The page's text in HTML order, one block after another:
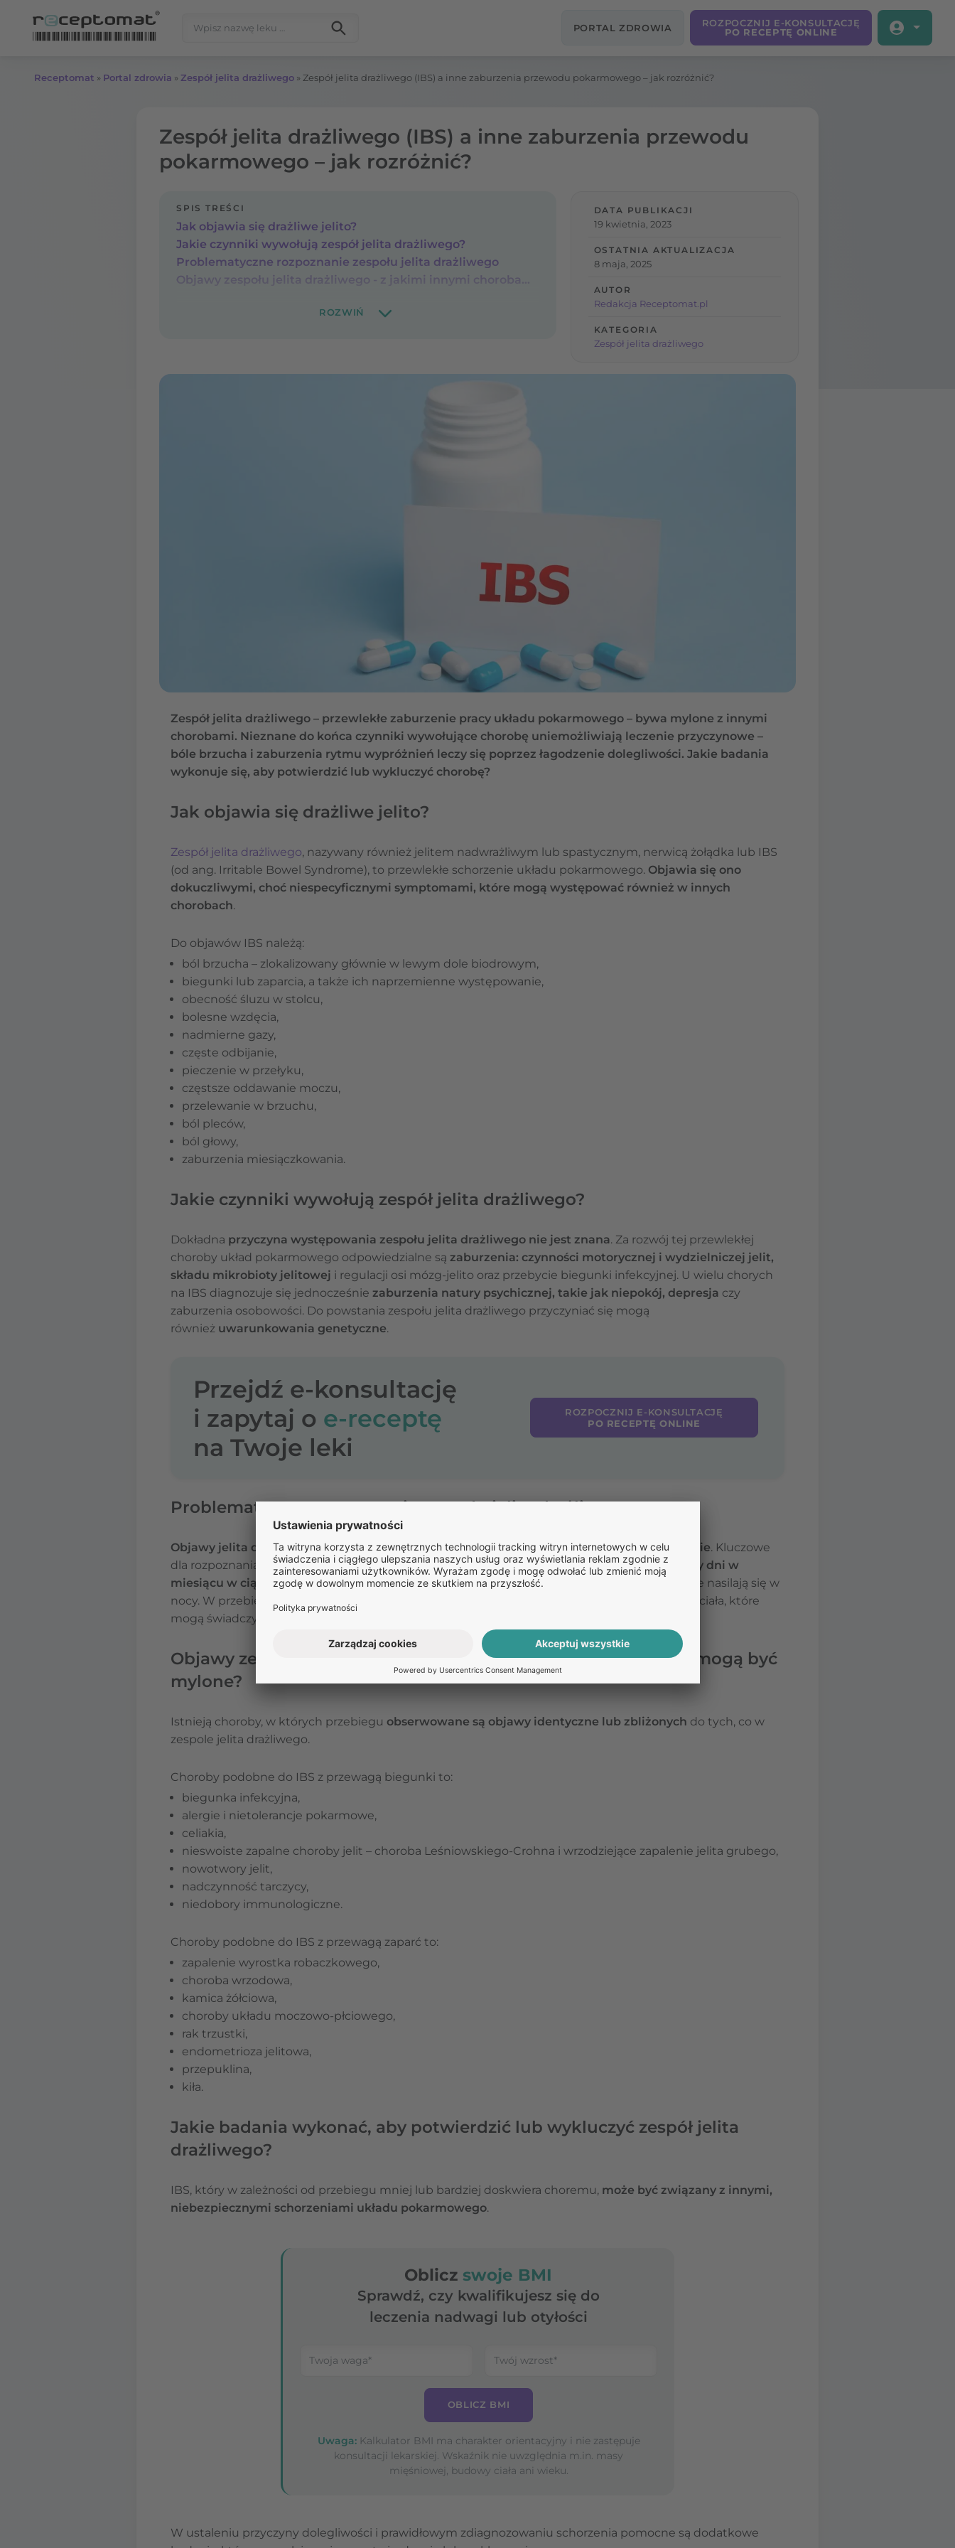
PORTAL ZDROWIA
ROZPOCZNIJ E-KONSULTACJĘ
PO RECEPTĘ ONLINE
Receptomat » Portal zdrowia » Zespół jelita drażliwego » Zespół jelita drażliwego (IBS) a inne zaburzenia przewodu pokarmowego – jak rozróżnić?
Zespół jelita drażliwego (IBS) a inne zaburzenia przewodu
pokarmowego – jak rozróżnić?
SPIS TREŚCI
Jak objawia się drażliwe jelito?
Jakie czynniki wywołują zespół jelita drażliwego?
Problematyczne rozpoznanie zespołu jelita drażliwego
DATA PUBLIKACJI
19 kwietnia, 2023
OSTATNIA AKTUALIZACJA
8 maja, 2025
AUTOR
Redakcja Receptomat.pl
KATEGORIA
Zespół jelita drażliwego
Zespół jelita drażliwego – przewlekłe zaburzenie pracy układu pokarmowego – bywa mylone z innymi
chorobami. Nieznane do końca czynniki wywołujące chorobę uniemożliwiają leczenie przyczynowe –
bóle brzucha i zaburzenia rytmu wypróżnień leczy się poprzez łagodzenie dolegliwości. Jakie badania
wykonuje się, aby potwierdzić lub wykluczyć chorobę?
Jak objawia się drażliwe jelito?
Zespół jelita drażliwego, nazywany również jelitem nadwrażliwym lub spastycznym, nerwicą żołądka lub IBS
(od ang. Irritable Bowel Syndrome), to przewlekłe schorzenie układu pokarmowego. Objawia się ono
dokuczliwymi, choć niespecyficznymi symptomami, które mogą występować również w innych
chorobach.
Do objawów IBS należą:
ból brzucha – zlokalizowany głównie w lewym dole biodrowym,
biegunki lub zaparcia, a także ich naprzemienne występowanie,
obecność śluzu w stolcu,
bolesne wzdęcia,
nadmierne gazy,
częste odbijanie,
pieczenie w przełyku,
częstsze oddawanie moczu,
przelewanie w brzuchu,
ból pleców,
ból głowy,
zaburzenia miesiączkowania.
Jakie czynniki wywołują zespół jelita drażliwego?
Dokładna przyczyna występowania zespołu jelita drażliwego nie jest znana. Za rozwój tej przewlekłej
choroby układ pokarmowego odpowiedzialne są zaburzenia: czynności motorycznej i wydzielniczej jelit,
składu mikrobioty jelitowej i regulacji osi mózg-jelito oraz przebycie biegunki infekcyjnej. U wielu chorych
na IBS diagnozuje się jednocześnie zaburzenia natury psychicznej, takie jak niepokój, depresja czy
zaburzenia osobowości. Do powstania zespołu jelita drażliwego przyczyniać się mogą
również uwarunkowania genetyczne.
Przejdź e-konsultację
i zapytaj o e-receptę
na Twoje leki
ROZPOCZNIJ E-KONSULTACJĘ
PO RECEPTĘ ONLINE
Problematyczne rozpoznanie zespołu jelita drażliwego
Objawy jelita drażliwego mogą występować w różnych kombinacjach i mieć różne nasilenie. Kluczowe
dla rozpoznania IBS jestwystępowanie bólu i zaburzeń wypróżniania przez co najmniej trzy dni w
miesiącu w ciągu ostatnich trzech miesięcy. Co ważne, symptomy jelita drażliwego nigdy nie nasilają się w
nocy. W przebiegu choroby nie diagnozuje się również obecności krwi w kale ani utraty masy ciała, które
mogą świadczyć o innych chorobach.
Objawy zespołu jelita drażliwego – z jakimi innymi chorobami mogą być
mylone?
Istnieją choroby, w których przebiegu obserwowane są objawy identyczne lub zbliżonych do tych, co w
zespole jelita drażliwego.
Choroby podobne do IBS z przewagą biegunki to:
biegunka infekcyjna,
alergie i nietolerancje pokarmowe,
celiakia,
nieswoiste zapalne choroby jelit – choroba Leśniowskiego-Crohna i wrzodziejące zapalenie jelita grubego,
nowotwory jelit,
nadczynność tarczycy,
niedobory immunologiczne.
Choroby podobne do IBS z przewagą zaparć to:
zapalenie wyrostka robaczkowego,
choroba wrzodowa,
kamica żółciowa,
choroby układu moczowo-płciowego,
rak trzustki,
endometrioza jelitowa,
przepuklina,
kiła.
Jakie badania wykonać, aby potwierdzić lub wykluczyć zespół jelita
drażliwego?
IBS, który w zależności od przebiegu mniej lub bardziej doskwiera choremu, może być związany z innymi,
niebezpiecznymi schorzeniami układu pokarmowego.
Obliczswoje BMI
Sprawdź, czy kwalifikujesz się do
leczenia nadwagi lub otyłości
OBLICZ BMI
Uwaga:Kalkulator BMI ma charakter orientacyjny i nie zastępuje
konsultacji lekarskiej. Wskaźnik nie uwzględnia m.in. masy
mięśniowej, budowy ciała ani wieku.
W ustaleniu przyczyny dolegliwości i prawidłowym zdiagnozowaniu schorzenia pomocne są dodatkowe